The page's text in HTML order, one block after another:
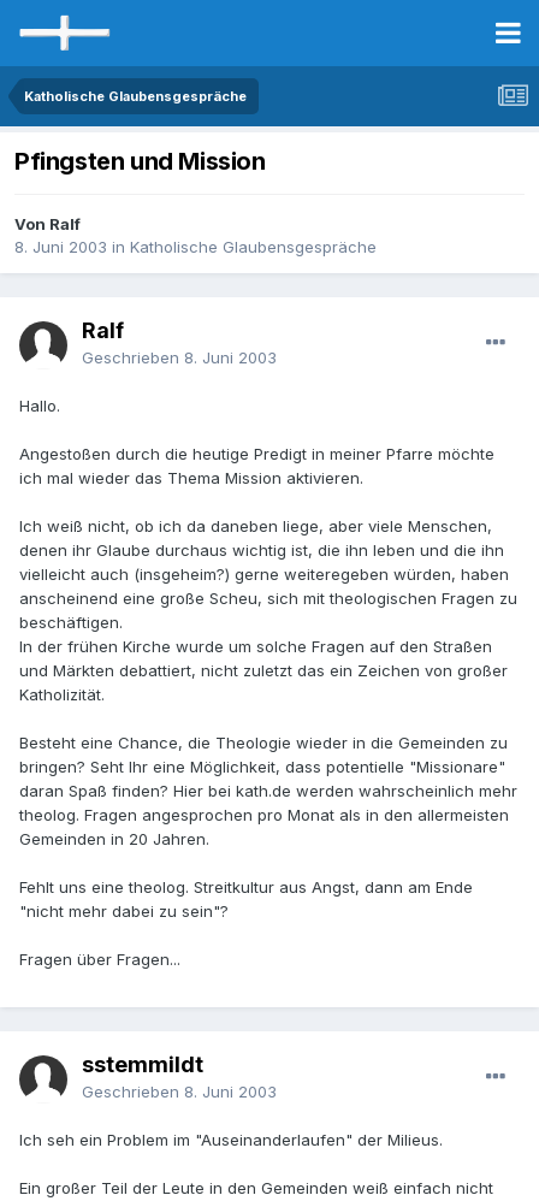
Katholische Glaubensgespräche
Pfingsten und Mission
Von Ralf
8. Juni 2003 in Katholische Glaubensgespräche
Ralf
Geschrieben 8. Juni 2003
Hallo.
Angestoßen durch die heutige Predigt in meiner Pfarre möchte
ich mal wieder das Thema Mission aktivieren.
Ich weiß nicht, ob ich da daneben liege, aber viele Menschen,
denen ihr Glaube durchaus wichtig ist, die ihn leben und die ihn
vielleicht auch (insgeheim?) gerne weiteregeben würden, haben
anscheinend eine große Scheu, sich mit theologischen Fragen zu
beschäftigen.
In der frühen Kirche wurde um solche Fragen auf den Straßen
und Märkten debattiert, nicht zuletzt das ein Zeichen von großer
Katholizität.
Besteht eine Chance, die Theologie wieder in die Gemeinden zu
bringen? Seht Ihr eine Möglichkeit, dass potentielle "Missionare"
daran Spaß finden? Hier bei kath.de werden wahrscheinlich mehr
theolog. Fragen angesprochen pro Monat als in den allermeisten
Gemeinden in 20 Jahren.
Fehlt uns eine theolog. Streitkultur aus Angst, dann am Ende
"nicht mehr dabei zu sein"?
Fragen über Fragen...
sstemmildt
Geschrieben 8. Juni 2003
Ich seh ein Problem im "Auseinanderlaufen" der Milieus.
Ein großer Teil der Leute in den Gemeinden weiß einfach nicht